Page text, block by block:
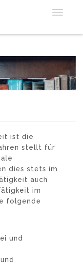
Toggle
ist die
stellt für
dies stets im
auch
im
folgende
und